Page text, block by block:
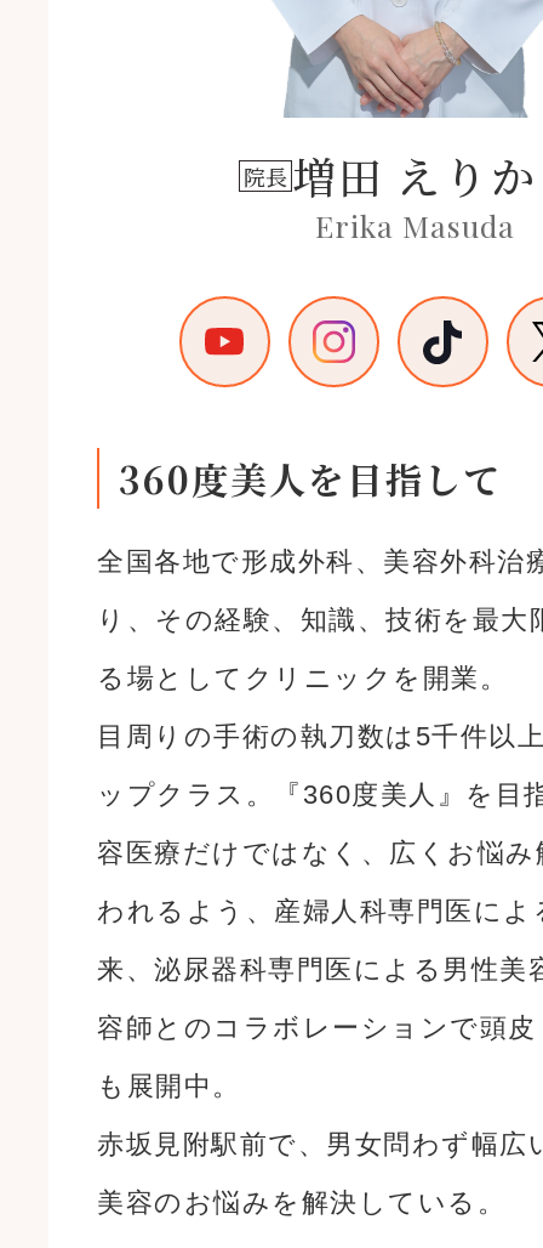
院長増田 えりか
Erika Masuda
360度美人を目指して
全国各地で形成外科、美容外科治
り、その経験、知識、技術を最大
る場としてクリニックを開業。
目周りの手術の執刀数は5千件以
ップクラス。『360度美人』を目
容医療だけではなく、広くお悩み
われるよう、産婦人科専門医によ
来、泌尿器科専門医による男性美
容師とのコラボレーションで頭皮
も展開中。
赤坂見附駅前で、男女問わず幅広
美容のお悩みを解決している。